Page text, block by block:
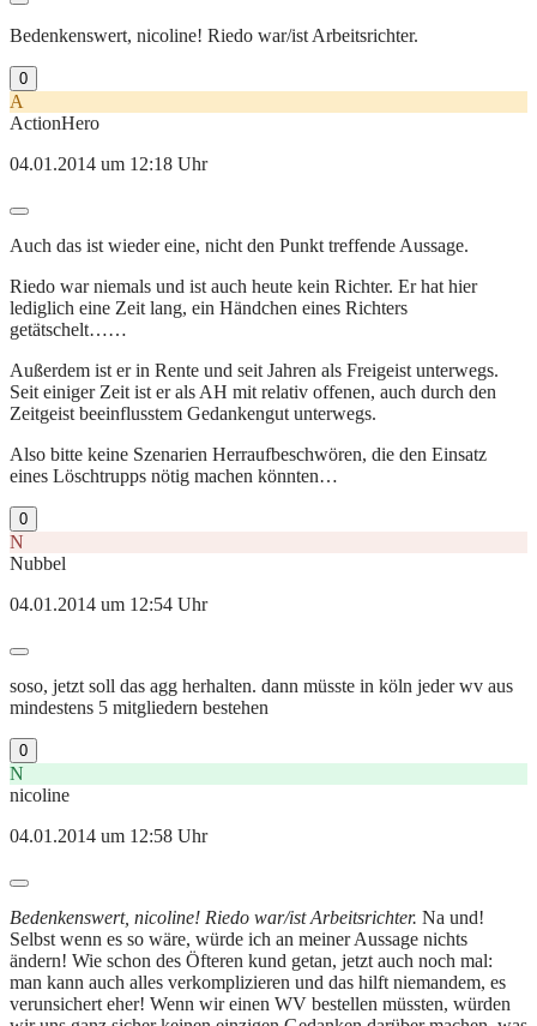
Bedenkenswert, nicoline! Riedo war/ist Arbeitsrichter.
0
A
ActionHero
04.01.2014 um 12:18 Uhr
Auch das ist wieder eine, nicht den Punkt treffende Aussage.
Riedo war niemals und ist auch heute kein Richter. Er hat hier
lediglich eine Zeit lang, ein Händchen eines Richters
getätschelt……
Außerdem ist er in Rente und seit Jahren als Freigeist unterwegs.
Seit einiger Zeit ist er als AH mit relativ offenen, auch durch den
Zeitgeist beeinflusstem Gedankengut unterwegs.
Also bitte keine Szenarien Herraufbeschwören, die den Einsatz
eines Löschtrupps nötig machen könnten…
0
N
Nubbel
04.01.2014 um 12:54 Uhr
soso, jetzt soll das agg herhalten. dann müsste in köln jeder wv aus
mindestens 5 mitgliedern bestehen
0
N
nicoline
04.01.2014 um 12:58 Uhr
Bedenkenswert, nicoline! Riedo war/ist Arbeitsrichter. Na und!
Selbst wenn es so wäre, würde ich an meiner Aussage nichts
ändern! Wie schon des Öfteren kund getan, jetzt auch noch mal:
man kann auch alles verkomplizieren und das hilft niemandem, es
verunsichert eher! Wenn wir einen WV bestellen müssten, würden